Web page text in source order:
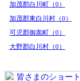
加茂郡白川町（0）
加茂郡東白川村（0）
可児郡御嵩町（0）
大野郡白川村（0）